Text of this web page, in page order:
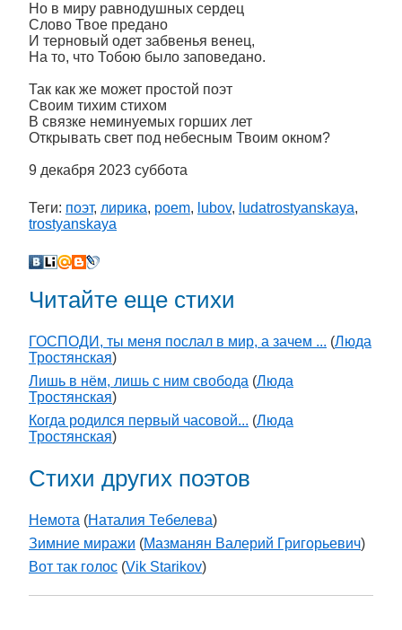
Но в миру равнодушных сердец
Слово Твое предано
И терновый одет забвенья венец,
На то, что Тобою было заповедано.
Так как же может простой поэт
Своим тихим стихом
В связке неминуемых горших лет
Открывать свет под небесным Твоим окном?
9 декабря 2023 суббота
Теги: поэт, лирика, poem, lubov, ludatrostyanskaya,
trostyanskaya
Читайте еще стихи
ГОСПОДИ, ты меня послал в мир, а зачем ... (Люда
Тростянская)
Лишь в нём, лишь с ним свобода (Люда
Тростянская)
Когда родился первый часовой... (Люда
Тростянская)
Стихи других поэтов
Немота (Наталия Тебелева)
Зимние миражи (Мазманян Валерий Григорьевич)
Вот так голос (Vik Starikov)